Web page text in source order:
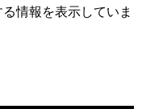
情報を表示していま